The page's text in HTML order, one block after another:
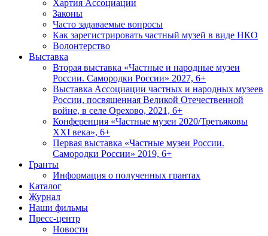
Хартия Ассоциации
Законы
Часто задаваемые вопросы
Как зарегистрировать частный музей в виде НКО
Волонтерство
Выставка
Вторая выставка «Частные и народные музеи
России. Самородки России» 2027, 6+
Выставка Ассоциации частных и народных музеев
России, посвященная Великой Отечественной
войне, в селе Орехово, 2021, 6+
Конференция «Частные музеи 2020/Третьяковы
XXI века», 6+
Первая выставка «Частные музеи России.
Самородки России» 2019, 6+
Гранты
Информация о полученных грантах
Каталог
Журнал
Наши фильмы
Пресс-центр
Новости